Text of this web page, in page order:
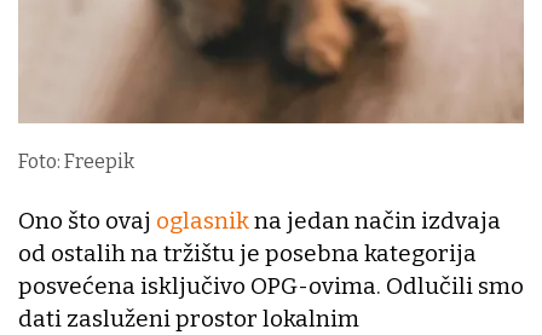
Foto: Freepik
Ono što ovaj oglasnikna jedan način izdvaja
od ostalih na tržištu je posebna kategorija
posvećena isključivo OPG-ovima. Odlučili smo
dati zasluženi prostor lokalnim